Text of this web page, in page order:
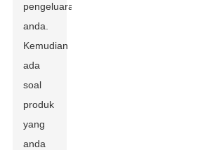
pengeluaran
anda.
Kemudian
ada
soal
produk
yang
anda